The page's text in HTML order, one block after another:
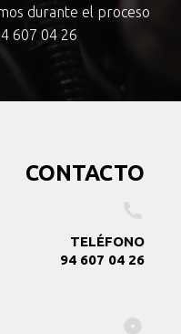
durante el proceso
607 04 26
CONTACTO
TELÉFONO
94 607 04 26